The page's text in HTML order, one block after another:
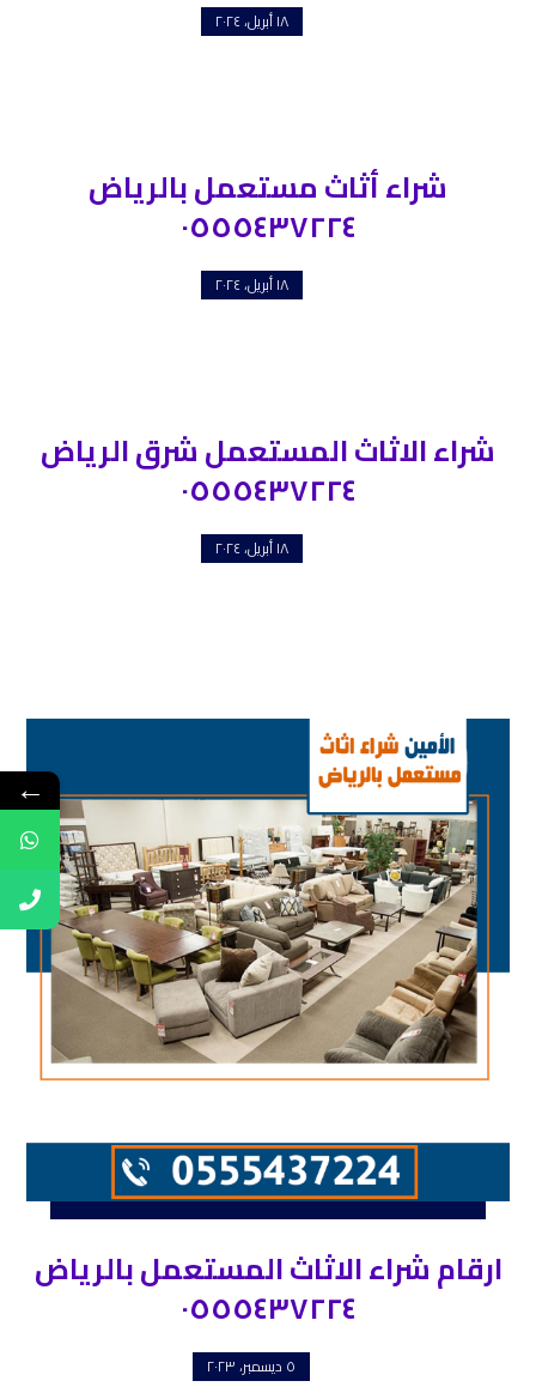
١٨ أبريل، ٢٠٢٤
شراء أثاث مستعمل بالرياض
٠٥٥٥٤٣٧٢٢٤
١٨ أبريل، ٢٠٢٤
شراء الاثاث المستعمل شرق الرياض
٠٥٥٥٤٣٧٢٢٤
١٨ أبريل، ٢٠٢٤
ارقام شراء الاثاث المستعمل بالرياض
٠٥٥٥٤٣٧٢٢٤
٥ ديسمبر، ٢٠٢٣
←